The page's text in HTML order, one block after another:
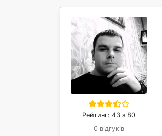
Рейтинг: 43 з 80
0 відгуків